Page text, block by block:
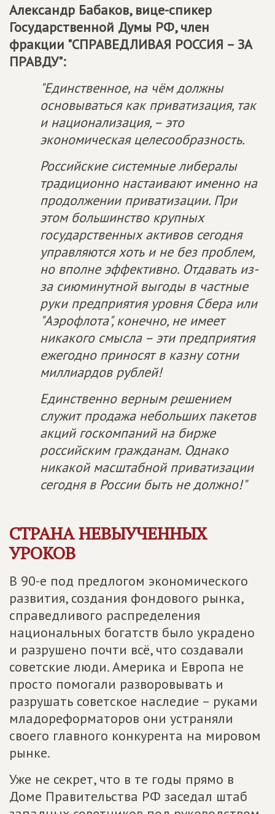
Александр Бабаков, вице-спикер
Государственной Думы РФ, член
фракции "СПРАВЕДЛИВАЯ РОССИЯ – ЗА
ПРАВДУ":
"Единственное, на чём должны
основываться как приватизация, так
и национализация, – это
экономическая целесообразность.
Российские системные либералы
традиционно настаивают именно на
продолжении приватизации. При
этом большинство крупных
государственных активов сегодня
управляются хоть и не без проблем,
но вполне эффективно. Отдавать из-
за сиюминутной выгоды в частные
руки предприятия уровня Сбера или
"Аэрофлота", конечно, не имеет
никакого смысла – эти предприятия
ежегодно приносят в казну сотни
миллиардов рублей!
Единственно верным решением
служит продажа небольших пакетов
акций госкомпаний на бирже
российским гражданам. Однако
никакой масштабной приватизации
сегодня в России быть не должно!"
СТРАНА НЕВЫУЧЕННЫХ
УРОКОВ
В 90-е под предлогом экономического
развития, создания фондового рынка,
справедливого распределения
национальных богатств было украдено
и разрушено почти всё, что создавали
советские люди. Америка и Европа не
просто помогали разворовывать и
разрушать советское наследие – руками
младореформаторов они устраняли
своего главного конкурента на мировом
рынке.
Уже не секрет, что в те годы прямо в
Доме Правительства РФ заседал штаб